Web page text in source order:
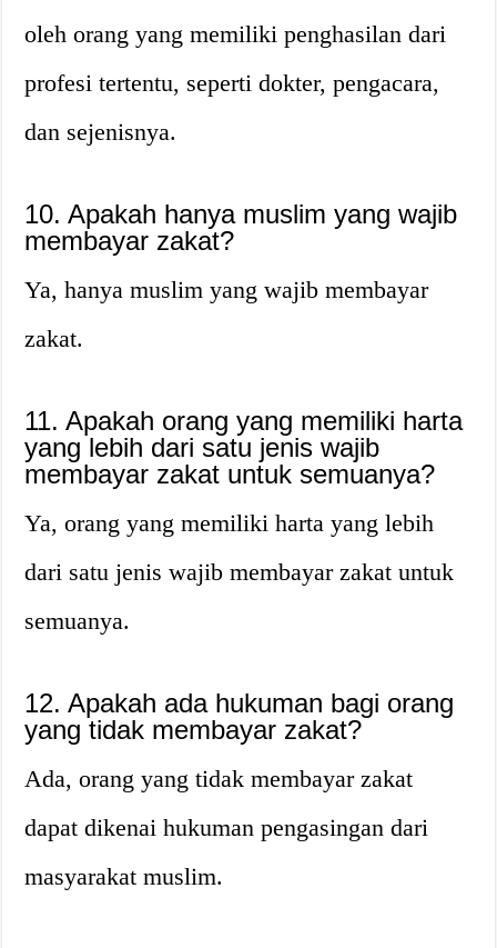
oleh orang yang memiliki penghasilan dari
profesi tertentu, seperti dokter, pengacara,
dan sejenisnya.
10. Apakah hanya muslim yang wajib
membayar zakat?
Ya, hanya muslim yang wajib membayar
zakat.
11. Apakah orang yang memiliki harta
yang lebih dari satu jenis wajib
membayar zakat untuk semuanya?
Ya, orang yang memiliki harta yang lebih
dari satu jenis wajib membayar zakat untuk
semuanya.
12. Apakah ada hukuman bagi orang
yang tidak membayar zakat?
Ada, orang yang tidak membayar zakat
dapat dikenai hukuman pengasingan dari
masyarakat muslim.